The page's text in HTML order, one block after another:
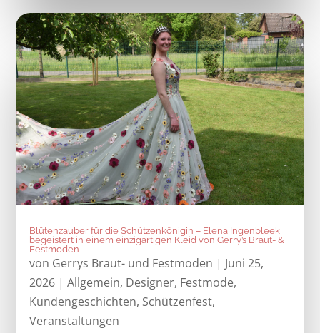
Blütenzauber für die Schützenkönigin – Elena Ingenbleek
begeistert in einem einzigartigen Kleid von Gerry’s Braut- &
Festmoden
von Gerrys Braut- und Festmoden | Juni 25,
2026 |Allgemein, Designer, Festmode,
Kundengeschichten, Schützenfest,
Veranstaltungen